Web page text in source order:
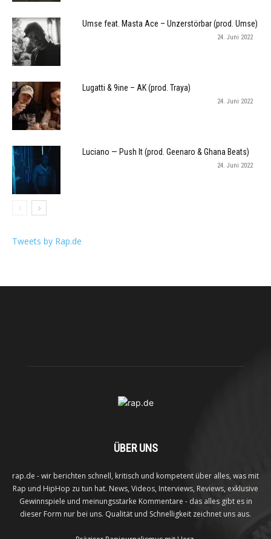
Umse feat. Masta Ace – Unzerstörbar (prod. Umse)
24. Juni 2022
Lugatti & 9ine – AK (prod. Traya)
24. Juni 2022
Luciano — Push It (prod. Geenaro & Ghana Beats)
24. Juni 2022
Tweets by Rap.de
ÜBER UNS
rap.de - wir berichten schnell, kritisch und kompetent über alles, was mit
Rap und HipHop zu tun hat. News, Videos, Interviews, Reviews, exklusive
Gewinnspiele und meinungsstarke Kommentare - das alles gibt es in
dieser Form nur bei uns. Qualität und Schnelligkeit zeichnet uns aus.